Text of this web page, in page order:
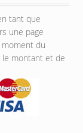
tant que
une page
du
le montant et de